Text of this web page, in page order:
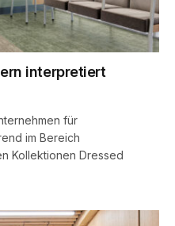
interpretiert
für
im Bereich
Kollektionen Dressed